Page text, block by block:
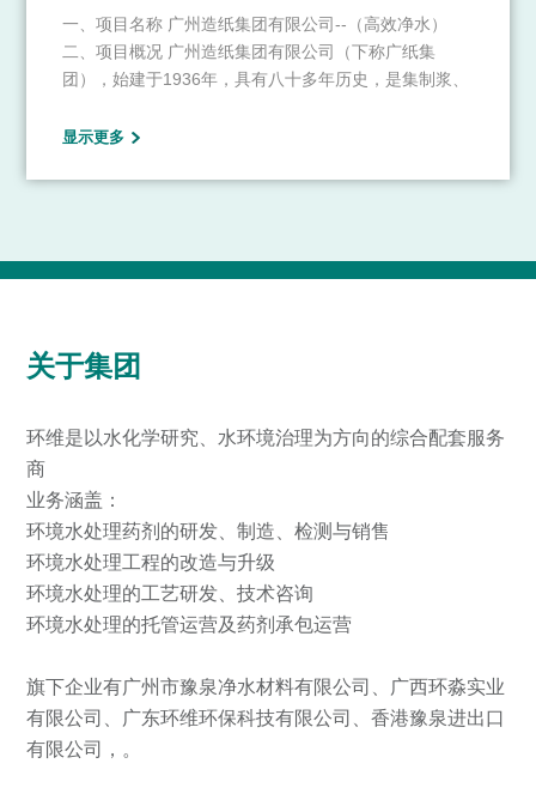
一、项目名称 广州造纸集团有限公司--（高效净水）
二、项目概况 广州造纸集团有限公司（下称广纸集
团），始建于1936年，具有八十多年历史，是集制浆、
广州造纸集团有限公司是越秀集团旗下的集制浆、造
辖下有广州造纸股份有限公司、广州越威纸业有限公
显示更多
关于集团
环维是以水化学研究、水环境治理为方向的综合配套服务
商
业务涵盖：
环境水处理药剂的研发、制造、检测与销售
环境水处理工程的改造与升级
环境水处理的工艺研发、技术咨询
环境水处理的托管运营及药剂承包运营
旗下企业有广州市豫泉净水材料有限公司、广西环淼实业
有限公司、广东环维环保科技有限公司、香港豫泉进出口
有限公司，。